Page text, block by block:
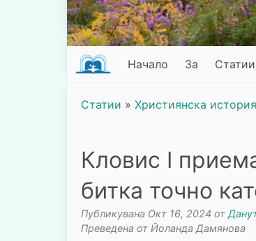
Начало За Статии
Статии » Християнска история
Кловис I
битка точно
Публикувана Окт 16, 2024 от
Преведена от Йоланда Дамянова